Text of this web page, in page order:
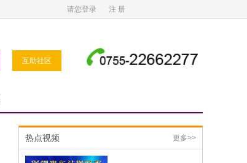
请您登录 注 册
互助社区
热点视频 更多>>